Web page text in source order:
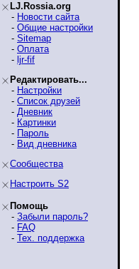
LJ.Rossia.org
- Новости сайта
- Общие настройки
- Sitemap
- Оплата
- ljr-fif
Редактировать...
- Настройки
- Список друзей
- Дневник
- Картинки
- Пароль
- Вид дневника
Сообщества
Настроить S2
Помощь
- Забыли пароль?
- FAQ
- Тех. поддержка